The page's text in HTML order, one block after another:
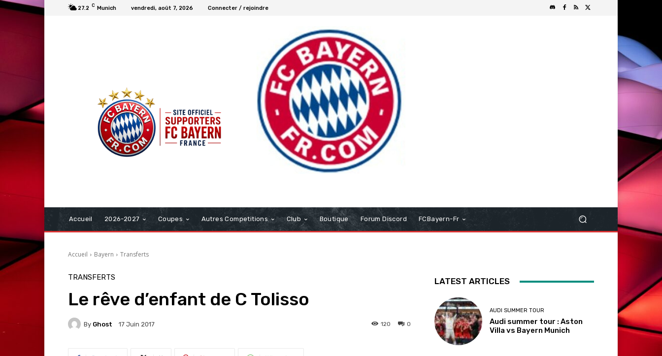
27.2 C Munich vendredi, août 7, 2026 Connecter / rejoindre
Accueil 2026-2027 Coupes Autres Competitions Club Boutique Forum Discord FCBayern-Fr
Accueil Bayern Transferts
TRANSFERTS
Le rêve d’enfant de C Tolisso
By Ghost 17 Juin 2017 0
120
LATEST ARTICLES
AUDI SUMMER TOUR
Audi summer tour : Aston
Villa vs Bayern Munich